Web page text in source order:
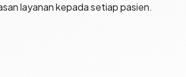
layanan kepada setiap pasien.